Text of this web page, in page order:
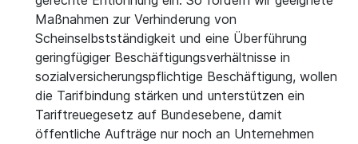
Maßnahmen zur Verhinderung von
Scheinselbstständigkeit und eine Überführung
geringfügiger Beschäftigungsverhältnisse in
sozialversicherungspflichtige Beschäftigung, wollen
die Tarifbindung stärken und unterstützen ein
Tariftreuegesetz auf Bundesebene, damit
öffentliche Aufträge nur noch an Unternehmen